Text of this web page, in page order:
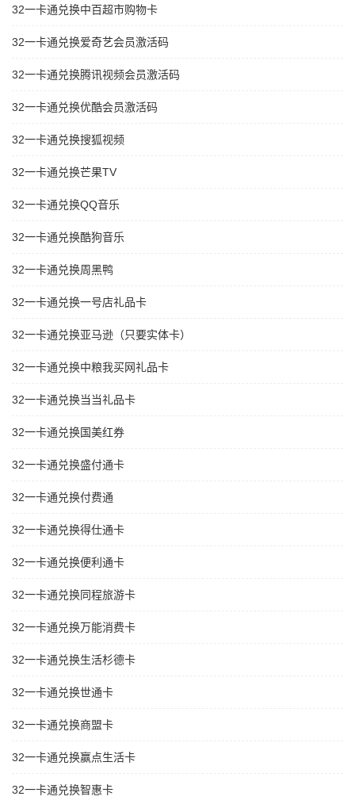
32一卡通兑换中百超市购物卡
32一卡通兑换爱奇艺会员激活码
32一卡通兑换腾讯视频会员激活码
32一卡通兑换优酷会员激活码
32一卡通兑换搜狐视频
32一卡通兑换芒果TV
32一卡通兑换QQ音乐
32一卡通兑换酷狗音乐
32一卡通兑换周黑鸭
32一卡通兑换一号店礼品卡
32一卡通兑换亚马逊（只要实体卡）
32一卡通兑换中粮我买网礼品卡
32一卡通兑换当当礼品卡
32一卡通兑换国美红券
32一卡通兑换盛付通卡
32一卡通兑换付费通
32一卡通兑换得仕通卡
32一卡通兑换便利通卡
32一卡通兑换同程旅游卡
32一卡通兑换万能消费卡
32一卡通兑换生活杉德卡
32一卡通兑换世通卡
32一卡通兑换商盟卡
32一卡通兑换赢点生活卡
32一卡通兑换智惠卡